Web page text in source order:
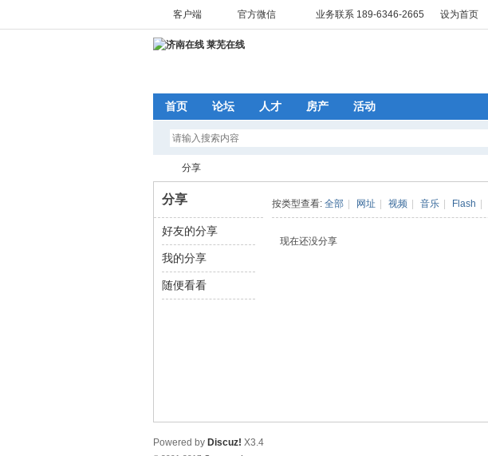
客户端 官方微信 业务联系 189-6346-2665 设为首页
首页 论坛 人才 房产 活动
济 ›
分享
分享
好友的分享
我的分享
随便看看
按类型查看: 全部 网址 视频 音乐 Flash
现在还没分享
Powered by Discuz! X3.4